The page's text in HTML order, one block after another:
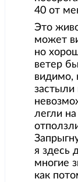
40 от
Это
может
но
ветер
видимо,
легли
я здесь
многие
как